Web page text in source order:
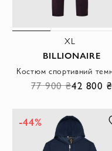
XL
BILLIONAIRE
77 900 ₴42 800 ₴
-44%